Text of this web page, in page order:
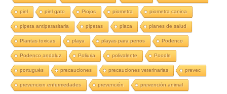
piel piel gato Piojos piometra piometra canina
pipeta antiparasitaria pipetas placa planes de salud
Plantas toxicas playa playas para perros Podenco
Podenco andaluz Poliuria polivalente Poodle
portugués precauciones precauciones veterinarias prevec
prevencion enfermedades prevención prevención animal